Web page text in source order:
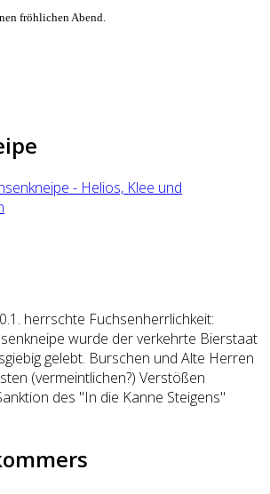
fröhlichen Abend.
herrschte Fuchsenherrlichkeit:
wurde der verkehrte Bierstaat
gelebt. Burschen und Alte Herren
(vermeintlichen?) Verstößen
des "In die Kanne Steigens"